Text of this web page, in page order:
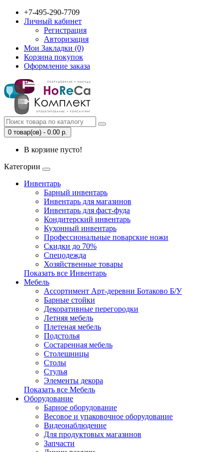
+7-495-290-7709
Личный кабинет
Регистрация
Авторизация
Мои Закладки (0)
Корзина покупок
Оформление заказа
0 товар(ов) - 0.00 р.
В корзине пусто!
Категории
Инвентарь
Барный инвентарь
Инвентарь для магазинов
Инвентарь для фаст-фуда
Кондитерский инвентарь
Кухонный инвентарь
Профессиональные поварские ножи
Скидки до 70%
Спецодежда
Хозяйственные товары
Показать все Инвентарь
Мебель
Ассортимент Арт-деревни Ботаково Б/У
Барные стойки
Декоративные перегородки
Летняя мебель
Плетеная мебель
Подстолья
Состаренная мебель
Столешницы
Столы
Стулья
Элементы декора
Показать все Мебель
Оборудование
Барное оборудование
Весовое и упаковочное оборудование
Видеонаблюдение
Для продуктовых магазинов
Запчасти